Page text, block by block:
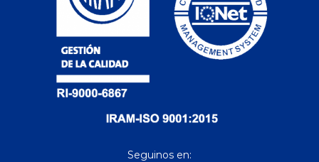
Seguinos en: